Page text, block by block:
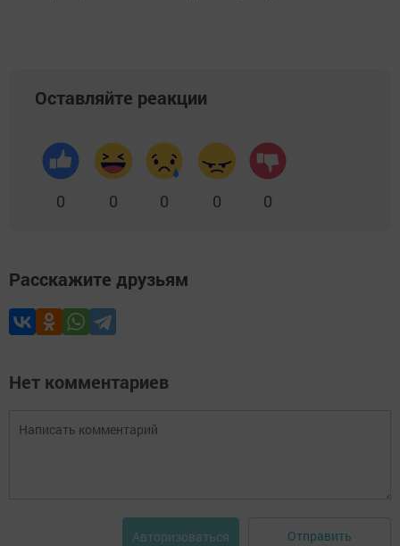
Оставляйте реакции
0 0 0 0 0
Расскажите друзьям
Нет комментариев
Авторизоваться Отправить